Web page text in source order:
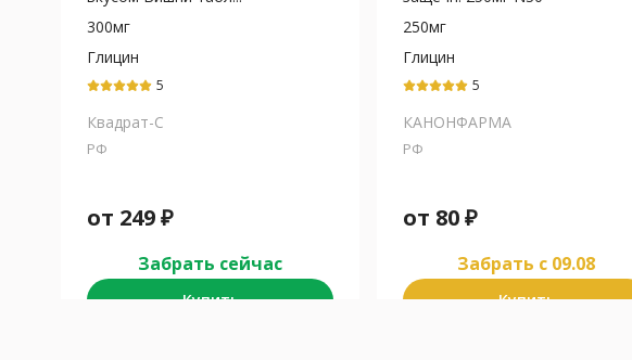
300мг
Глицин
5
Квадрат-С
РФ
от 249₽
Забрать сейчас
Купить
250мг
Глицин
5
КАНОНФАРМА
РФ
от 80₽
Забрать c 09.08
Купить